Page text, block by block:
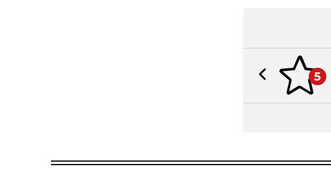
5
Previous slide